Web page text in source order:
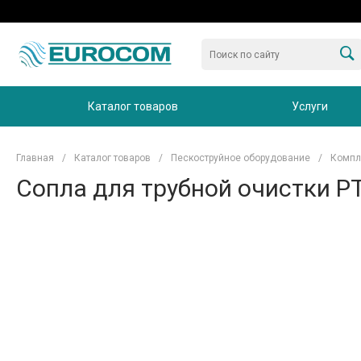
Каталог товаров Услуги
Главная / Каталог товаров / Пескоструйное оборудование /
Сопла для трубной очистки